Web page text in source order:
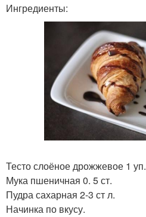
Ингредиенты:
Тесто слоёное дрожжевое 1 уп.
Мука пшеничная 0. 5 ст.
Пудра сахарная 2-3 ст л.
Начинка по вкусу.